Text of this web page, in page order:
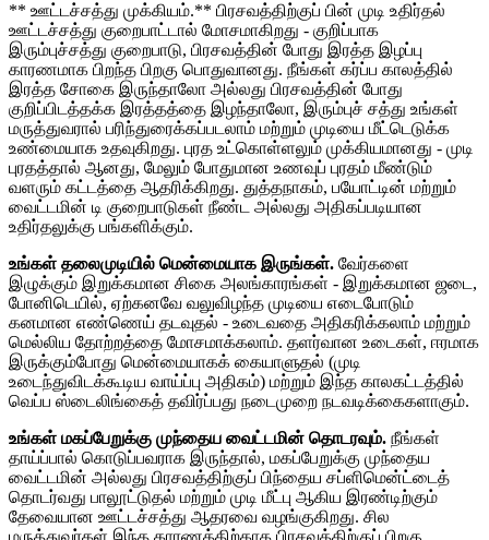
** ஊட்டச்சத்து முக்கியம்.** பிரசவத்திற்குப் பின் முடி உதிர்தல்
ஊட்டச்சத்து குறைபாட்டால் மோசமாகிறது - குறிப்பாக
இரும்புச்சத்து குறைபாடு, பிரசவத்தின் போது இரத்த இழப்பு
காரணமாக பிறந்த பிறகு பொதுவானது. நீங்கள் கர்ப்ப காலத்தில்
இரத்த சோகை இருந்தாலோ அல்லது பிரசவத்தின் போது
குறிப்பிடத்தக்க இரத்தத்தை இழந்தாலோ, இரும்புச் சத்து உங்கள்
மருத்துவரால் பரிந்துரைக்கப்படலாம் மற்றும் முடியை மீட்டெடுக்க
உண்மையாக உதவுகிறது. புரத உட்கொள்ளலும் முக்கியமானது - முடி
புரதத்தால் ஆனது, மேலும் போதுமான உணவுப் புரதம் மீண்டும்
வளரும் கட்டத்தை ஆதரிக்கிறது. துத்தநாகம், பயோட்டின் மற்றும்
வைட்டமின் டி குறைபாடுகள் நீண்ட அல்லது அதிகப்படியான
உதிர்தலுக்கு பங்களிக்கும்.
உங்கள் தலைமுடியில் மென்மையாக இருங்கள். வேர்களை
இழுக்கும் இறுக்கமான சிகை அலங்காரங்கள் - இறுக்கமான ஜடை,
போனிடெயில், ஏற்கனவே வலுவிழந்த முடியை எடைபோடும்
கனமான எண்ணெய் தடவுதல் - உடைவதை அதிகரிக்கலாம் மற்றும்
மெல்லிய தோற்றத்தை மோசமாக்கலாம். தளர்வான உடைகள், ஈரமாக
இருக்கும்போது மென்மையாகக் கையாளுதல் (முடி
உடைந்துவிடக்கூடிய வாய்ப்பு அதிகம்) மற்றும் இந்த காலகட்டத்தில்
வெப்ப ஸ்டைலிங்கைத் தவிர்ப்பது நடைமுறை நடவடிக்கைகளாகும்.
உங்கள் மகப்பேறுக்கு முந்தைய வைட்டமின் தொடரவும். நீங்கள்
தாய்ப்பால் கொடுப்பவராக இருந்தால், மகப்பேறுக்கு முந்தைய
வைட்டமின் அல்லது பிரசவத்திற்குப் பிந்தைய சப்ளிமென்ட்டைத்
தொடர்வது பாலூட்டுதல் மற்றும் முடி மீட்பு ஆகிய இரண்டிற்கும்
தேவையான ஊட்டச்சத்து ஆதரவை வழங்குகிறது. சில